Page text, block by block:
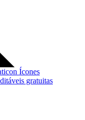
Ícones
gratuitas